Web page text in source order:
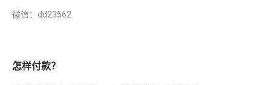
微信：dd23562
怎样付款？